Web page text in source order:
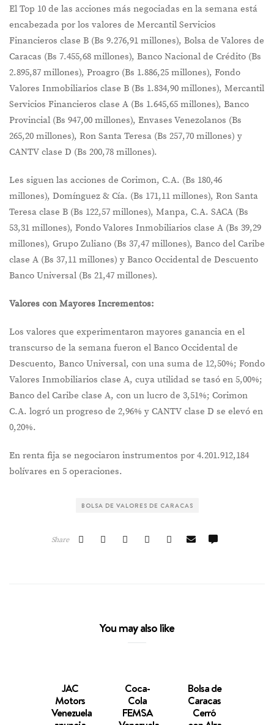
El Top 10 de las acciones más negociadas en la semana está
encabezada por los valores de Mercantil Servicios
Financieros clase B (Bs 9.276,91 millones), Bolsa de Valores de
Caracas (Bs 7.455,68 millones), Banco Nacional de Crédito (Bs
2.895,87 millones), Proagro (Bs 1.886,25 millones), Fondo
Valores Inmobiliarios clase B (Bs 1.834,90 millones), Mercantil
Servicios Financieros clase A (Bs 1.645,65 millones), Banco
Provincial (Bs 947,00 millones), Envases Venezolanos (Bs
265,20 millones), Ron Santa Teresa (Bs 257,70 millones) y
CANTV clase D (Bs 200,78 millones).
Les siguen las acciones de Corimon, C.A. (Bs 180,46
millones), Domínguez & Cía. (Bs 171,11 millones), Ron Santa
Teresa clase B (Bs 122,57 millones), Manpa, C.A. SACA (Bs
53,31 millones), Fondo Valores Inmobiliarios clase A (Bs 39,29
millones), Grupo Zuliano (Bs 37,47 millones), Banco del Caribe
clase A (Bs 37,11 millones) y Banco Occidental de Descuento
Banco Universal (Bs 21,47 millones).
Valores con Mayores Incrementos:
Los valores que experimentaron mayores ganancia en el
transcurso de la semana fueron el Banco Occidental de
Descuento, Banco Universal, con una suma de 12,50%; Fondo
Valores Inmobiliarios clase A, cuya utilidad se tasó en 5,00%;
Banco del Caribe clase A, con un lucro de 3,51%; Corimon
C.A. logró un progreso de 2,96% y CANTV clase D se elevó en
0,20%.
En renta fija se negociaron instrumentos por 4.201.912,184
bolívares en 5 operaciones.
BOLSA DE VALORES DE CARACAS
Share
You may also like
JAC
Motors
Venezuela
Coca-
Cola
FEMSA
Bolsa de
Caracas
Cerró